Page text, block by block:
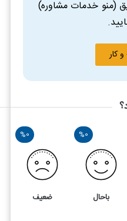
(منو خدمات مشاوره)
کار
%0
باحال
%0
ضعیف